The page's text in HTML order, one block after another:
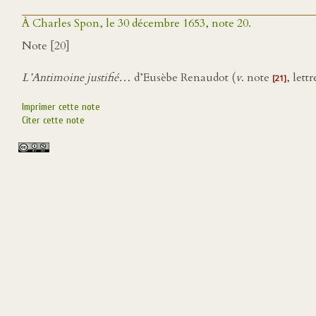
À Charles Spon, le 30 décembre 1653, note 20.
Note [20]
L’Antimoine justifié… d’Eusèbe Renaudot (v. note [21],
Imprimer cette note
Citer cette note